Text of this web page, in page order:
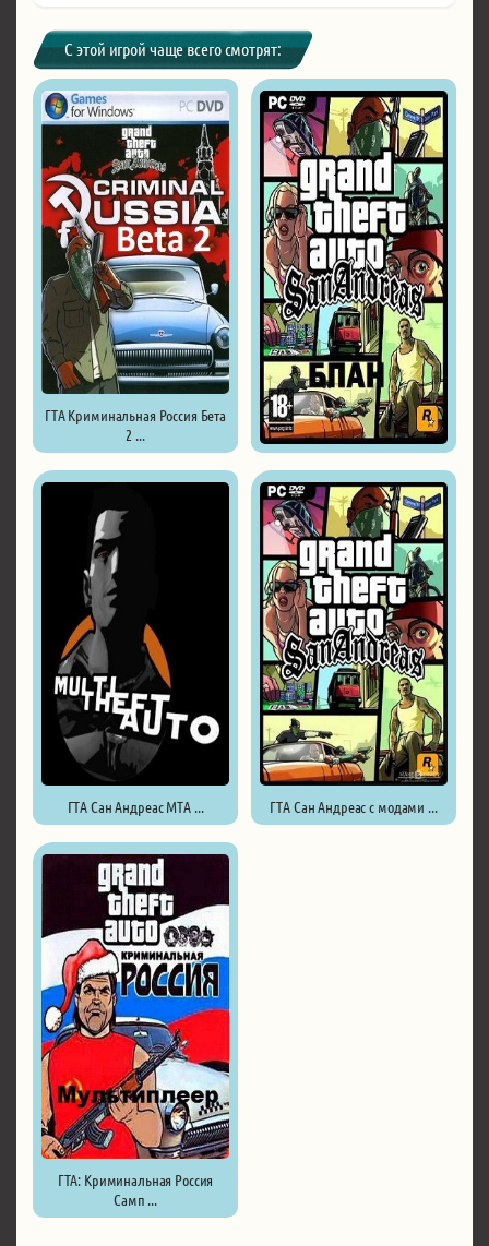
С этой игрой чаще всего смотрят:
ГТА Криминальная Россия Бета
2 ...
ГТА Сан Андреас МТА ... ГТА Сан Андреас с модами ...
ГТА: Криминальная Россия
Самп ...